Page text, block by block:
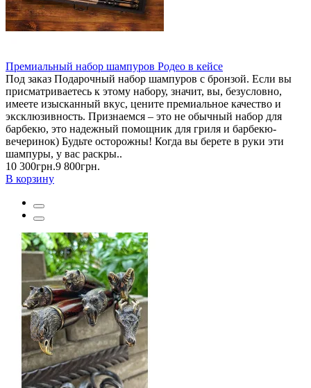
Премиальный набор шампуров Родео в кейсе
Под заказ Подарочный набор шампуров с бронзой. Если вы
присматриваетесь к этому набору, значит, вы, безусловно,
имеете изысканный вкус, цените премиальное качество и
эксклюзивность. Признаемся – это не обычный набор для
барбекю, это надежный помощник для гриля и барбекю-
вечеринок) Будьте осторожны! Когда вы берете в руки эти
шампуры, у вас раскры..
10 300грн.9 800грн.
В корзину